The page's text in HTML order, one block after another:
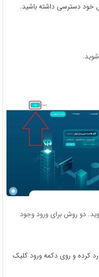
خود دسترسی داشته باشید.
دو روش برای ورود وجود
کرده و روی دکمه ورود کلیک